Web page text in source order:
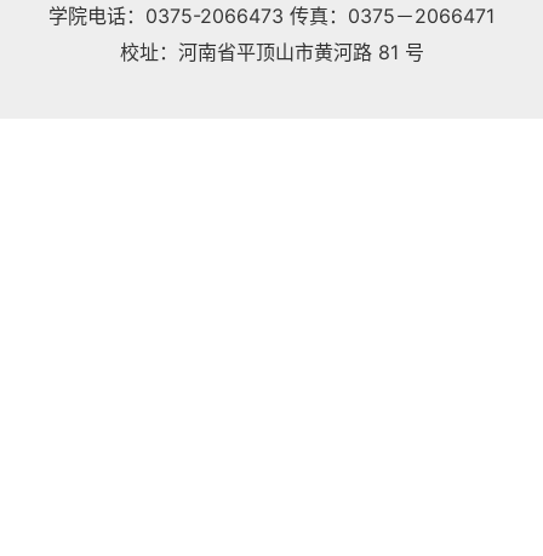
学院电话：0375-2066473 传真：0375－2066471
校址：河南省平顶山市黄河路 81 号